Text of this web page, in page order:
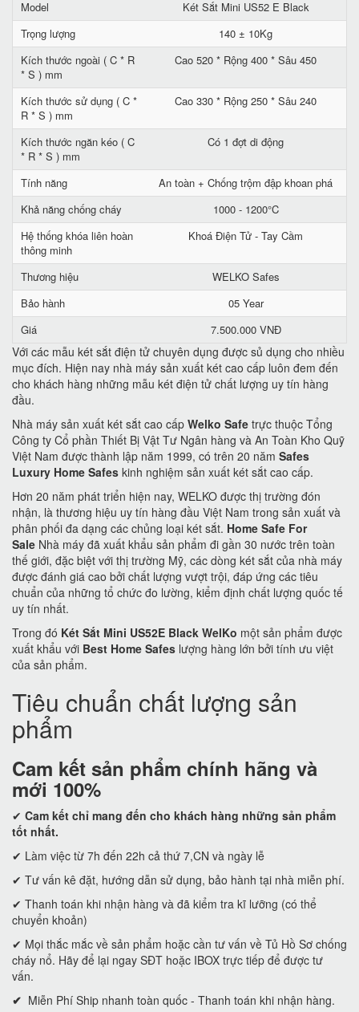
Model
Két Sắt Mini US52 E Black
Trọng lượng
140 ± 10Kg
Kích thước ngoài ( C * R
* S ) mm
Cao 520 * Rộng 400 * Sâu 450
Kích thước sử dụng ( C *
R * S ) mm
Cao 330 * Rộng 250 * Sâu 240
Kích thước ngăn kéo ( C
* R * S ) mm
Có 1 đợt di động
Tính năng
An toàn + Chống trộm đập khoan phá
Khả năng chống cháy
1000 - 1200°C
Hệ thống khóa liên hoàn
thông minh
Khoá Điện Tử - Tay Cầm
Thương hiệu
WELKO Safes
Bảo hành
05 Year
Giá
7.500.000 VNĐ
Với các mẫu két sắt điện tử chuyên dụng được sủ dụng cho nhiều
mục đích. Hiện nay nhà máy sản xuất két cao cấp luôn đem đến
cho khách hàng những mẫu két điện tử chất lượng uy tín hàng
đầu.
Nhà máy sản xuất két sắt cao cấp Welko Safe trực thuộc Tổng
Công ty Cổ phần Thiết Bị Vật Tư Ngân hàng và An Toàn Kho Quỹ
Việt Nam được thành lập năm 1999, có trên 20 năm Safes
Luxury Home Safes kinh nghiệm sản xuất két sắt cao cấp.
Hơn 20 năm phát triển hiện nay, WELKO được thị trường đón
nhận, là thương hiệu uy tín hàng đầu Việt Nam trong sản xuất và
phân phối đa dạng các chủng loại két sắt. Home Safe For
Sale Nhà máy đã xuất khẩu sản phẩm đi gần 30 nước trên toàn
thế giới, đặc biệt với thị trường Mỹ, các dòng két sắt của nhà máy
được đánh giá cao bởi chất lượng vượt trội, đáp ứng các tiêu
chuẩn của những tổ chức đo lường, kiểm định chất lượng quốc tế
uy tín nhất.
Trong đó Két Sắt Mini US52E Black WelKo một sản phẩm được
xuất khẩu với Best Home Safes lượng hàng lớn bởi tính ưu việt
của sản phẩm.
Tiêu chuẩn chất lượng sản
phẩm
Cam kết sản phẩm chính hãng và
mới 100%
✔ Cam kết chỉ mang đến cho khách hàng những sản phẩm
tốt nhất.
✔ Làm việc từ 7h đến 22h cả thứ 7,CN và ngày lễ
✔ Tư vấn kê đặt, hướng dẫn sử dụng, bảo hành tại nhà miễn phí.
✔ Thanh toán khi nhận hàng và đã kiểm tra kĩ lưỡng (có thể
chuyển khoản)
✔ Mọi thắc mắc về sản phẩm hoặc cần tư vấn về Tủ Hồ Sơ chống
cháy nổ. Hãy để lại ngay SĐT hoặc IBOX trực tiếp để được tư
vấn.
✔ Miễn Phí Ship nhanh toàn quốc - Thanh toán khi nhận hàng.